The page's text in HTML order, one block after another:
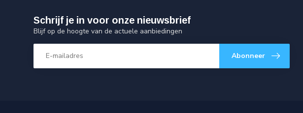
Schrijf je in voor onze nieuwsbrief
Blijf op de hoogte van de actuele aanbiedingen
Abonneer